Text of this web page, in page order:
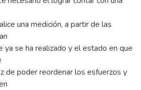
una medición, a partir de las
ya se ha realizado y el estado en que
de poder reordenar los esfuerzos y